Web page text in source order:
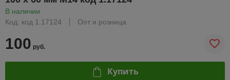
В наличии
Код: код 1.17124
Опт и розница
100 руб.
Купить